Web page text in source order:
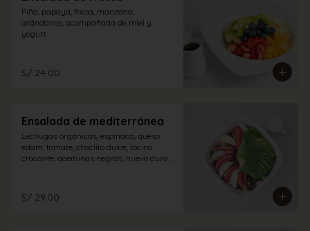
Piña, papaya, fresa, manzana,
arándanos, acompañada de miel y
yogurt
S/ 24.00
Ensalada de mediterránea
Lechugas orgánicas, espinaca, queso
edam, tomate, choclito dulce, tocino
crocante, aceitunas negras, huevo duro y
S/ 29.00